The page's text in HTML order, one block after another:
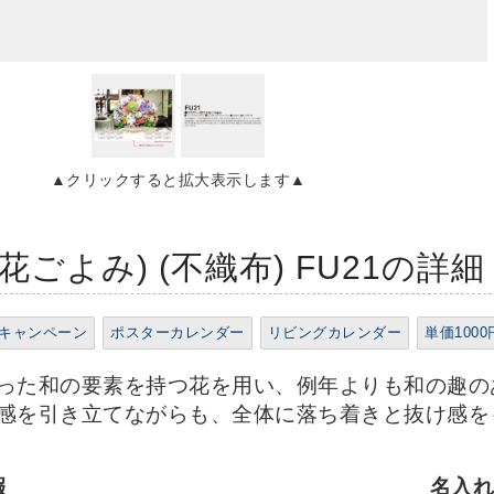
▲クリックすると拡大表示します▲
ごよみ) (不織布) FU21の詳細
ャンペーン ポスターカレンダー リビングカレンダー 単価1000
た和の要素を持つ花を用い、例年よりも和の趣
を引き立てながらも、全体に落ち着きと抜け感
名入